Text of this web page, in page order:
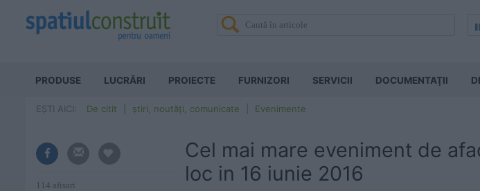
PRODUSE LUCRĂRI PROIECTE FURNIZORI SERVICII DOCUMENTAŢII
EȘTI AICI: De citit știri, noutăți, comunicate Evenimente
114 afisari
Cel mai mare eveniment de
loc in 16 iunie 2016